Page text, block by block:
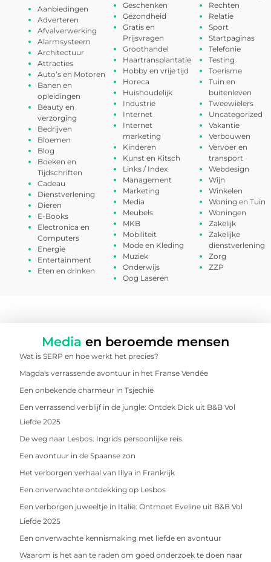
Aanbiedingen
Adverteren
Afvalverwerking
Alarmsysteem
Architectuur
Attracties
Auto’s en Motoren
Banen en
opleidingen
Beauty en
verzorging
Bedrijven
Bloemen
Blog
Boeken en
Tijdschriften
Cadeau
Dienstverlening
Dieren
E-Books
Electronica en
Computers
Energie
Entertainment
Eten en drinken
Geschenken
Gezondheid
Gratis en
Prijsvragen
Groothandel
Haartransplantatie
Hobby en vrije tijd
Horeca
Huishoudelijk
Industrie
Internet
Internet
marketing
Kinderen
Kunst en Kitsch
Links / Index
Management
Marketing
Media
Meubels
MKB
Mobiliteit
Mode en Kleding
Muziek
Onderwijs
Oog Laseren
Rechten
Relatie
Sport
Startpaginas
Telefonie
Testing
Toerisme
Tuin en
buitenleven
Tweewielers
Uncategorized
Vakantie
Verbouwen
Vervoer en
transport
Webdesign
Wijn
Winkelen
Woning en Tuin
Woningen
Zakelijk
Zakelijke
dienstverlening
Zorg
ZZP
Media en beroemde mensen
Wat is SERP en hoe werkt het precies?
Magda's verrassende avontuur in het Franse Vendée
Een onbekende charmeur in Tsjechië
Een verrassend verblijf in de jungle: Ontdek Dick uit B&B Vol
Liefde 2025
De weg naar Lesbos: Ingrids persoonlijke reis
Een avontuur in de Spaanse zon
Het verborgen verhaal van Illya in Frankrijk
Een onverwachte ontdekking op Lesbos
Een verborgen juweeltje in Italië: Ontmoet Eveline uit B&B Vol
Liefde 2025
Een onverwachte kennismaking met liefde en avontuur
Waarom is het aan te raden om goed onderzoek te doen naar